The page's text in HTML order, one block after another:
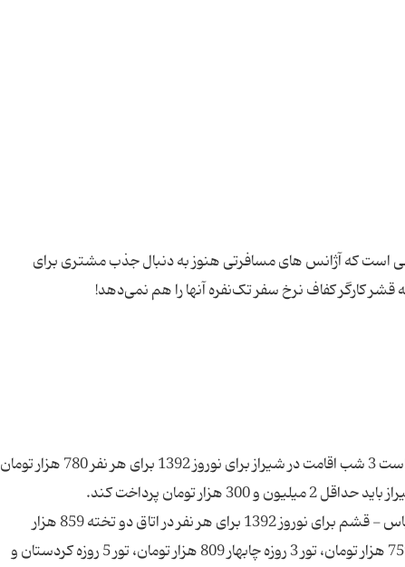
است که آژانس های مسافرتی هنوز به دنبال جذب مشتری برای
در شرایط کنونی که حداقل حقوق یک کارگر، 397 هزار تومان است 3 شب اقامت در شیراز برای نوروز 1392 برای هر نفر 780 هزار تومان
اما قیمت‌های نجومی به همین جا ختم نمی‌شود. تور بندر عباس - قشم برای نوروز 1392 برای هر نفر در اتاق دو تخته 859 هزار
تومان، تور 4 روزه اصفهان 559 هزار تومان، تور 4 روزه کرمان 759 هزار تومان، تور 3 روزه چابهار 809 هزار تومان، تور 5 روزه کردستان و